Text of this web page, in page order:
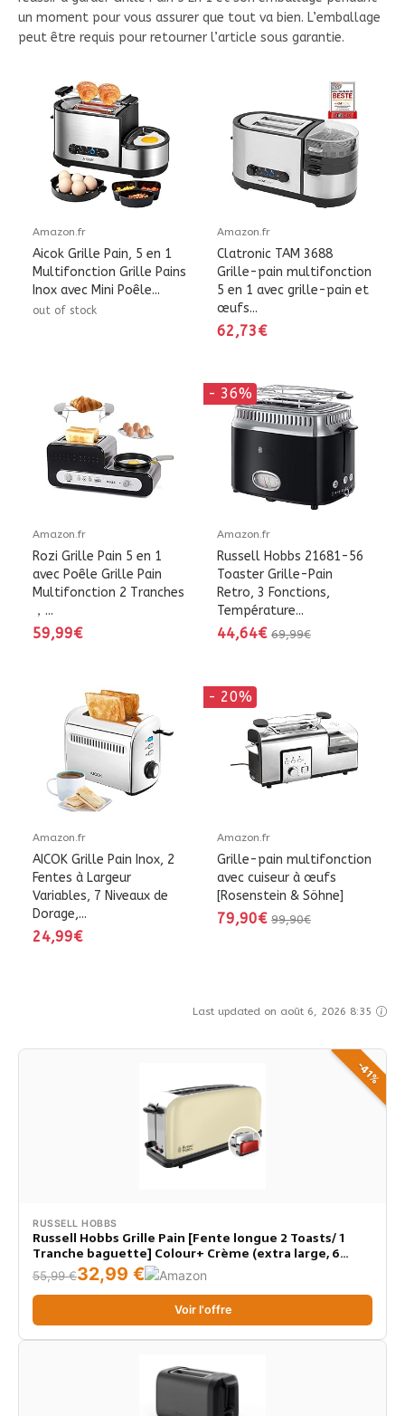
un moment pour vous assurer que tout va bien. L’emballage
peut être requis pour retourner l’article sous garantie.
Amazon.fr
Aicok Grille Pain, 5 en 1
Multifonction Grille Pains
Inox avec Mini Poêle...
out of stock
Amazon.fr
Clatronic TAM 3688
Grille-pain multifonction
5 en 1 avec grille-pain et
œufs...
62,73€
Amazon.fr
Rozi Grille Pain 5 en 1
avec Poêle Grille Pain
Multifonction 2 Tranches
，...
59,99€
- 36%
Amazon.fr
Russell Hobbs 21681-56
Toaster Grille-Pain
Retro, 3 Fonctions,
Température...
44,64€ 69,99€
Amazon.fr
AICOK Grille Pain Inox, 2
Fentes à Largeur
Variables, 7 Niveaux de
Dorage,...
24,99€
- 20%
Amazon.fr
Grille-pain multifonction
avec cuiseur à œufs
[Rosenstein & Söhne]
79,90€ 99,90€
Last updated on août 6, 2026 8:35
-41%
RUSSELL HOBBS
Russell Hobbs Grille Pain [Fente longue 2 Toasts/ 1
Tranche baguette] Colour+ Crème (extra large, 6
Niveaux de Brunissage rapide, Surélévation,
Décongèle & Réchauffe, 1000W) Toaster 21395-56
55,99 €32,99 €
Voir l'offre